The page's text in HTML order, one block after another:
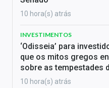
10 hora(s) atrás
INVESTIMENTOS
‘Odisseia’ para
que os mitos gregos
sobre as tempestades
10 hora(s) atrás